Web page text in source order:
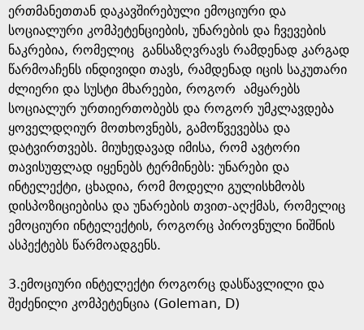
ერთმანეთთან დაკავშირებული ემოციური და
სოციალური კომპეტენციების, უნარების და ჩვევების
ნაკრებია, რომელიც განსაზღვრავს რამდენად კარგად
წარმოაჩენს ინდივიდი თავს, რამდენად იცის საკუთარი
ძლიერი და სუსტი მხარეები, როგორ ამყარებს
სოციალურ ურთიერთობებს და როგორ უმკლავდება
ყოველდღიურ მოთხოვნებს, გამოწვევებსა და
დატვირთვებს. მიუხედავად იმისა, რომ ავტორი
თავისუფლად იყენებს ტერმინებს: უნარები და
ინტელექტი, ცხადია, რომ მოდელი გულისხმობს
დისპოზიციებისა და უნარების თვით-აღქმას, რომელიც
ემოციური ინტელექტის, როგორც პიროვნული ნიშნის
ასპექტებს წარმოადგენს.
3.ემოციური ინტელექტი როგორც დასწავლილი და
შეძენილი კომპეტენცია (Goleman, D)